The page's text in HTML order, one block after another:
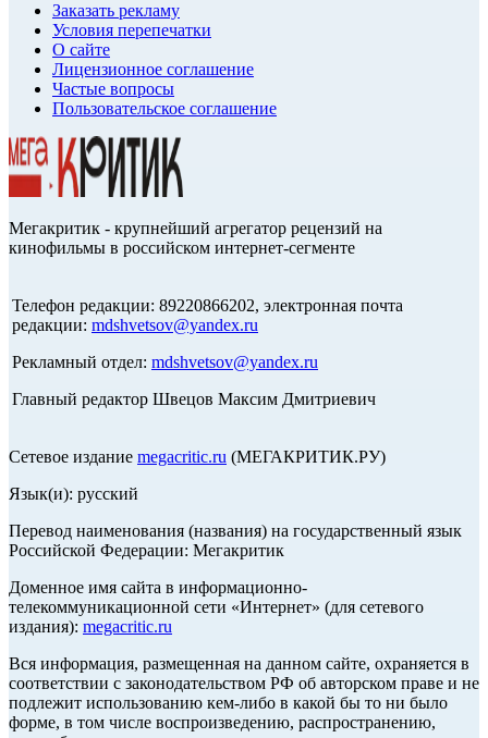
Заказать рекламу
Условия перепечатки
О сайте
Лицензионное соглашение
Частые вопросы
Пользовательское соглашение
Мегакритик - крупнейший агрегатор рецензий на
кинофильмы в российском интернет-сегменте
Телефон редакции: 89220866202, электронная почта
редакции: mdshvetsov@yandex.ru
Рекламный отдел: mdshvetsov@yandex.ru
Главный редактор Швецов Максим Дмитриевич
Сетевое издание megacritic.ru (МЕГАКРИТИК.РУ)
Язык(и): русский
Перевод наименования (названия) на государственный язык
Российской Федерации: Мегакритик
Доменное имя сайта в информационно-
телекоммуникационной сети «Интернет» (для сетевого
издания): megacritic.ru
Вся информация, размещенная на данном сайте, охраняется в
соответствии с законодательством РФ об авторском праве и не
подлежит использованию кем-либо в какой бы то ни было
форме, в том числе воспроизведению, распространению,